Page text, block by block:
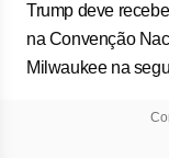
Trump deve
na Convenção
Milwaukee na